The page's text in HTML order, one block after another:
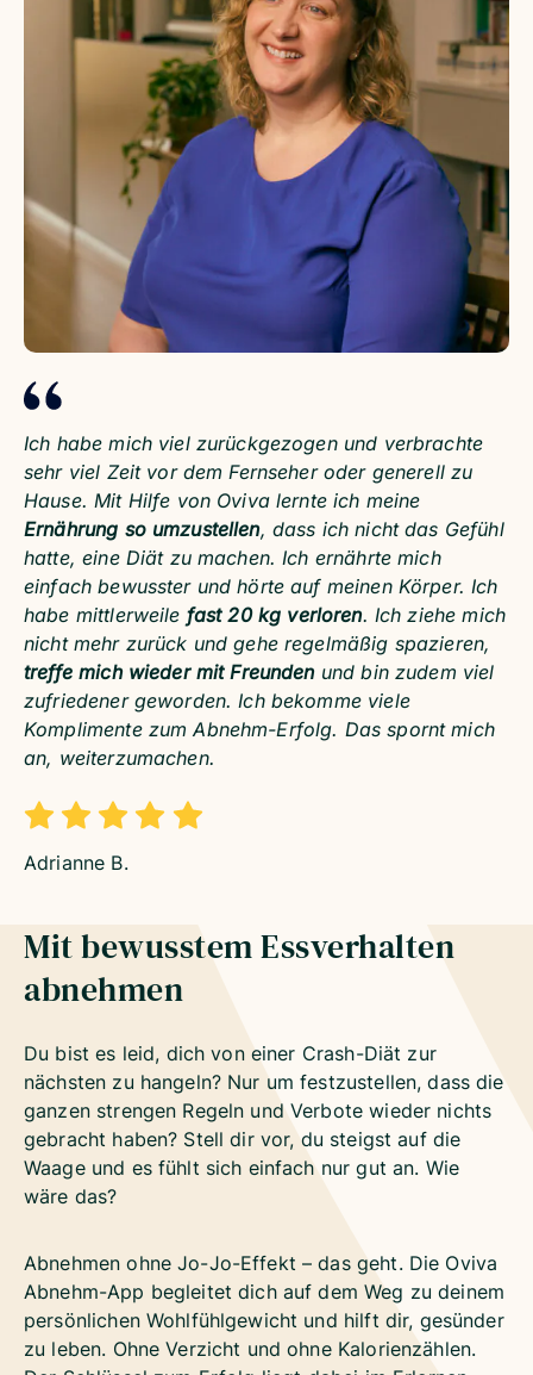
Ich habe mich viel zurückgezogen und verbrachte
sehr viel Zeit vor dem Fernseher oder generell zu
Hause. Mit Hilfe von Oviva lernte ich meine
Ernährung so umzustellen, dass ich nicht das Gefühl
hatte, eine Diät zu machen. Ich ernährte mich
einfach bewusster und hörte auf meinen Körper. Ich
habe mittlerweile fast 20 kg verloren. Ich ziehe mich
nicht mehr zurück und gehe regelmäßig spazieren,
treffe mich wieder mit Freundenund bin zudem viel
zufriedener geworden. Ich bekomme viele
Komplimente zum Abnehm-Erfolg. Das spornt mich
an, weiterzumachen.
Adrianne B.
Mit bewusstem Essverhalten
abnehmen
Du bist es leid, dich von einer Crash-Diät zur
nächsten zu hangeln? Nur um festzustellen, dass die
ganzen strengen Regeln und Verbote wieder nichts
gebracht haben? Stell dir vor, du steigst auf die
Waage und es fühlt sich einfach nur gut an. Wie
wäre das?
Abnehmen ohne Jo-Jo-Effekt – das geht. Die Oviva
Abnehm-App begleitet dich auf dem Weg zu deinem
persönlichen Wohlfühlgewicht und hilft dir, gesünder
zu leben. Ohne Verzicht und ohne Kalorienzählen.